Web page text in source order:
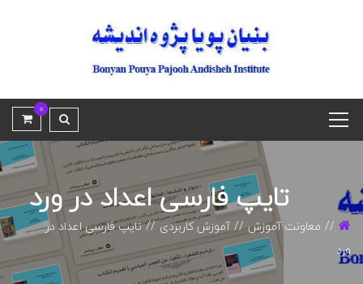
0
تایپ فارسی اعداد در ورد
معاونت آموزش آموزش کاربردی
تایپ فارسی اعداد در
ورد